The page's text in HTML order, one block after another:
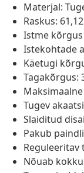
Materjal:
Raskus:
Istme
Istekohtade
Käetugi
Tagakõrgus:
Tugev
Slaiditud
Pakub
Nõuab